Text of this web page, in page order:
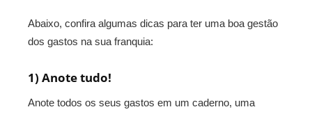
Abaixo, confira algumas dicas para ter uma boa gestão
dos gastos na sua franquia:
1) Anote tudo!
Anote todos os seus gastos em um caderno, uma